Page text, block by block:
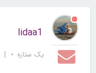
lidaa1
یک ستاره ⋆ |